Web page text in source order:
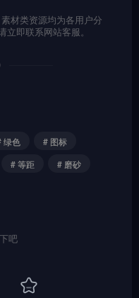
材类资源均为各用户分
即联系网站客服。
绿色
# 图标
# 等距
# 磨砂
吧